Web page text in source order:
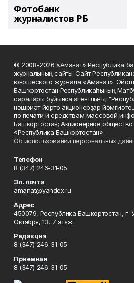
Фотобанк
журналистов РБ
© 2008-2026 «Аманат» Республика
журналының сайты. Сайт
юношеского журнала «Аманат».
Башҡортостан Республикаһының
саралары буйынса агентлығы;
нәшриәт йорто акционерҙар
по печати и средствам массовой
Башкортостан; Акционерное
«Республика Башкортостан».
Об использовании персональных
Телефон
8 (347) 246-31-05
Эл. почта
amanat@yandex.ru
Адрес
450079, Республика Башкортостан, г.
Октября, 13, 7 этаж
Редакция
8 (347) 246-31-05
Приемная
8 (347) 246-31-05